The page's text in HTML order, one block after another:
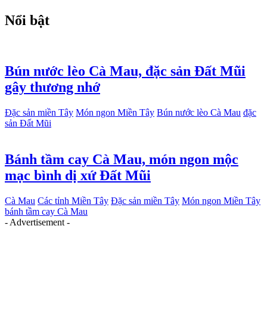
Nổi bật
Bún nước lèo Cà Mau, đặc sản Đất Mũi
gây thương nhớ
Đặc sản miền Tây Món ngon Miền Tây Bún nước lèo Cà Mau đặc
sản Đất Mũi
Bánh tầm cay Cà Mau, món ngon mộc
mạc bình dị xứ Đất Mũi
Cà Mau Các tỉnh Miền Tây Đặc sản miền Tây Món ngon Miền Tây
bánh tầm cay Cà Mau
- Advertisement -